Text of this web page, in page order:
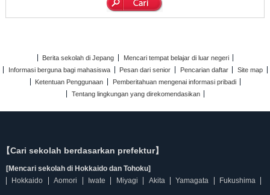
Berita sekolah di Jepang
Mencari tempat belajar di luar negeri
Informasi berguna bagi mahasiswa
Pesan dari senior Pencarian daftar
Site map
Ketentuan Penggunaan
Pemberitahuan mengenai informasi pribadi
Tentang lingkungan yang direkomendasikan
【Cari sekolah berdasarkan prefektur】
[Mencari sekolah di Hokkaido dan Tohoku]
Hokkaido
Aomori Iwate Miyagi Akita Yamagata Fukushima